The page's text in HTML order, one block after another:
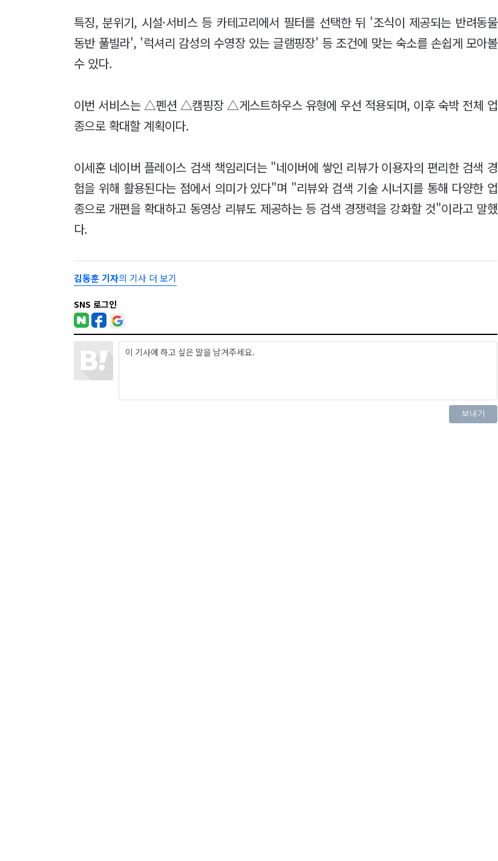
특징, 분위기, 시설·서비스 등 카테고리에서 필터를 선택한 뒤 '조식이 제공되는 반려동물
동반 풀빌라', '럭셔리 감성의 수영장 있는 글램핑장' 등 조건에 맞는 숙소를 손쉽게 모아볼
수 있다.
이번 서비스는 △펜션 △캠핑장 △게스트하우스 유형에 우선 적용되며, 이후 숙박 전체 업
종으로 확대할 계획이다.
이세훈 네이버 플레이스 검색 책임리더는 "네이버에 쌓인 리뷰가 이용자의 편리한 검색 경
험을 위해 활용된다는 점에서 의미가 있다"며 "리뷰와 검색 기술 시너지를 통해 다양한 업
종으로 개편을 확대하고 동영상 리뷰도 제공하는 등 검색 경쟁력을 강화할 것"이라고 말했
다.
김동훈 기자의 기사 더 보기
SNS 로그인